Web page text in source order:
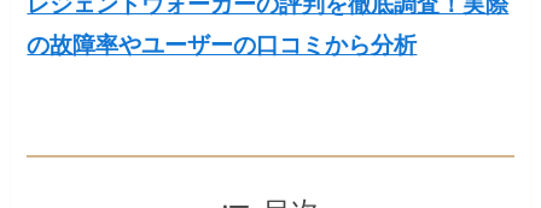
の故障率やユーザーの口コミから分析